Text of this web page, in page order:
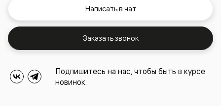
Написать в чат
Заказать звонок
Подпишитесь на нас, чтобы быть в курсе
новинок.